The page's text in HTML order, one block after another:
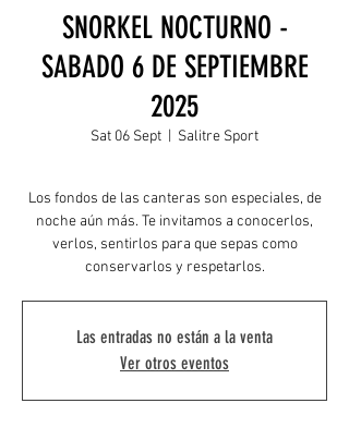
SNORKEL NOCTURNO -
SABADO 6 DE SEPTIEMBRE
2025
Sat 06 Sept Salitre Sport
Los fondos de las canteras son especiales, de
noche aún más. Te invitamos a conocerlos,
verlos, sentirlos para que sepas como
conservarlos y respetarlos.
Las entradas no están a la venta
Ver otros eventos